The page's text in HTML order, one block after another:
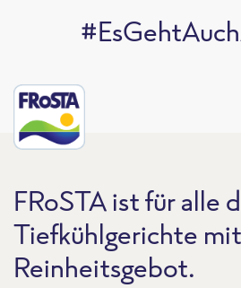
FRoSTA ist für alle
Tiefkühlgerichte
Reinheitsgebot.